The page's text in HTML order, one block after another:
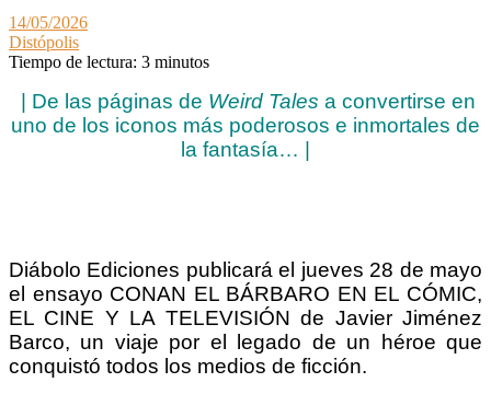
14/05/2026
Distópolis
Tiempo de lectura: 3 minutos
| De las páginas de Weird Tales a convertirse en
uno de los iconos más poderosos e inmortales de
la fantasía… |
Diábolo Ediciones publicará el jueves 28 de mayo
el ensayo CONAN EL BÁRBARO EN EL CÓMIC,
EL CINE Y LA TELEVISIÓN de Javier Jiménez
Barco, un viaje por el legado de un héroe que
conquistó todos los medios de ficción.